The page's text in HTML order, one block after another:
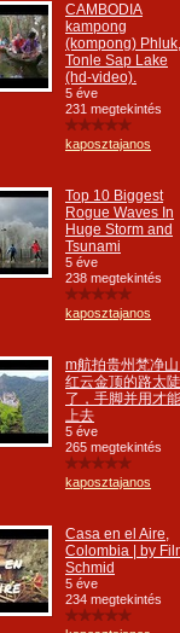
CAMBODIA
kampong
(kompong) Phluk,
Tonle Sap Lake
(hd-video).
5 éve
231 megtekintés
kaposztajanos
Top 10 Biggest
Rogue Waves In
Huge Storm and
Tsunami
5 éve
238 megtekintés
kaposztajanos
m航拍贵州梵净
红云金顶的路太陡
了，手脚并用才
上去
5 éve
265 megtekintés
kaposztajanos
Casa en el Aire,
Colombia | by
Schmid
5 éve
234 megtekintés